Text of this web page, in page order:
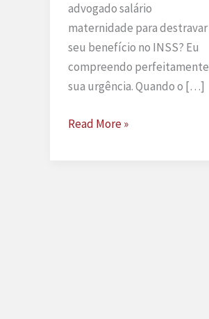
advogado salário
maternidade para destravar
seu benefício no INSS? Eu
compreendo perfeitamente
sua urgência. Quando o […]
Advogado
Read More »